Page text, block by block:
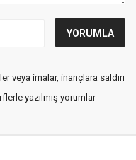
veya imalar, inançlara saldırı
yazılmış yorumlar